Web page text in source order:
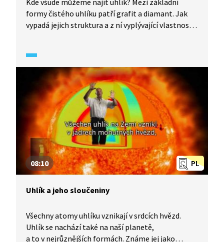
Kde všude můžeme najít uhlík? Mezi základní
formy čistého uhlíku patří grafit a diamant. Jak
vypadá jejich struktura a z ní vyplývající vlastnosti?
jsou jejich možnosti využití?
PL
08:10
Uhlík a jeho sloučeniny
Všechny atomy uhlíku vznikají v srdcích hvězd.
Uhlík se nachází také na naší planetě,
a to v nejrůznějších formách. Známe jej jako